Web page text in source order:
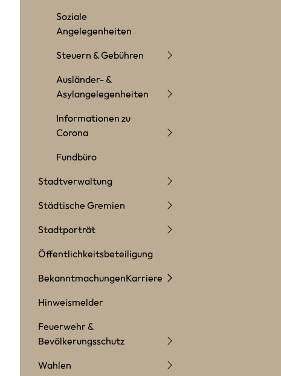
Soziale
Angelegenheiten
Steuern & Gebühren
Ausländer- &
Asylangelegenheiten
Informationen zu
Corona
Fundbüro
Stadtverwaltung
Städtische Gremien
Stadtporträt
Öffentlichkeitsbeteiligung
BekanntmachungenKarriere
Hinweismelder
Feuerwehr &
Bevölkerungsschutz
Wahlen